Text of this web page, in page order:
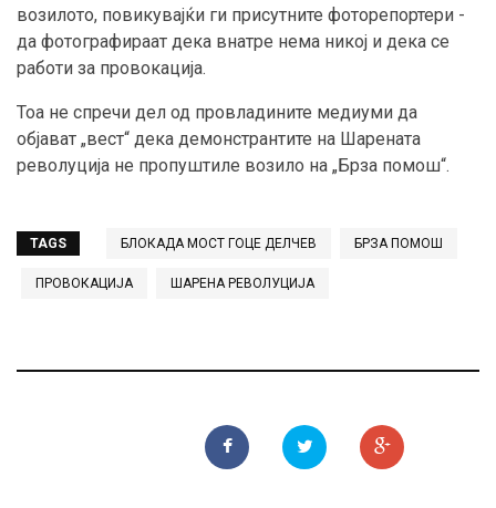
возилото, повикувајќи ги присутните фоторепортери -
да фотографираат дека внатре нема никој и дека се
работи за провокација.
Тоа не спречи дел од провладините медиуми да
објават „вест“ дека демонстрантите на Шарената
револуција не пропуштиле возило на „Брза помош“.
TAGS БЛОКАДА МОСТ ГОЦЕ ДЕЛЧЕВ БРЗА ПОМОШ
ПРОВОКАЦИЈА ШАРЕНА РЕВОЛУЦИЈА